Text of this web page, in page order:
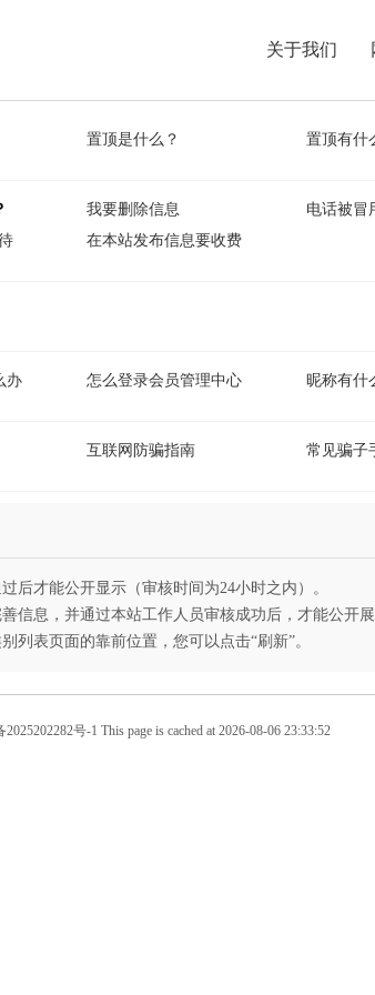
关于我们
置顶是什么？ 置顶有什
我要删除信息 电话被冒
在本站发布信息要收费
办 怎么登录会员管理中心 昵称有什
互联网防骗指南 常见骗子
后才能公开显示（审核时间为24小时之内）。
息，并通过本站工作人员审核成功后，才能公开展
列表页面的靠前位置，您可以点击“刷新”。
2025202282号-1 This page is cached at 2026-08-06 23:33:52